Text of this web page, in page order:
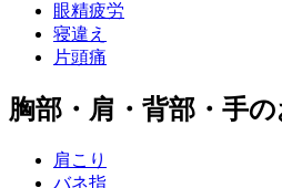
眼精疲労
寝違え
片頭痛
胸部・肩・背部・手
肩こり
バネ指